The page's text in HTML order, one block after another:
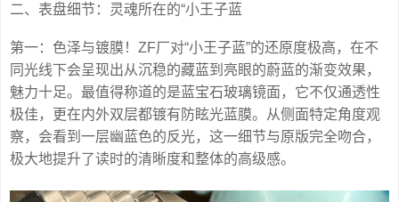
二、表盘细节：灵魂所在的“小王子蓝
第一：色泽与镀膜！ZF厂对“小王子蓝”的还原度极高，在不
同光线下会呈现出从沉稳的藏蓝到亮眼的蔚蓝的渐变效果，
魅力十足。最值得称道的是蓝宝石玻璃镜面，它不仅通透性
极佳，更在内外双层都镀有防眩光蓝膜。从侧面特定角度观
察，会看到一层幽蓝色的反光，这一细节与原版完全吻合，
极大地提升了读时的清晰度和整体的高级感。